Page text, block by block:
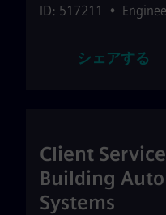
ID: 517211
•
シェアする
Client
Building
Systems